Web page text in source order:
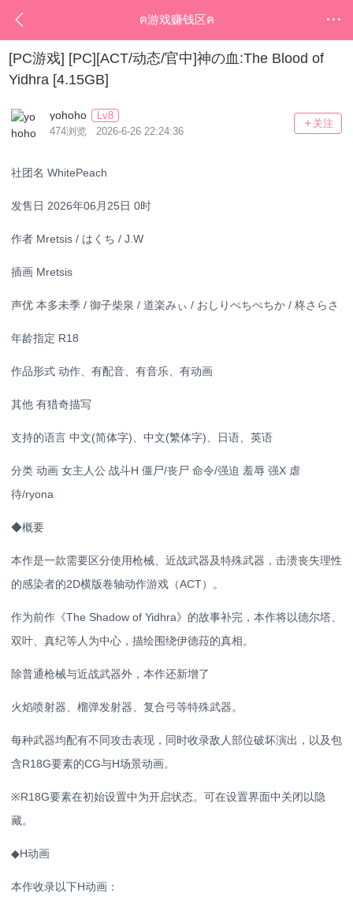
ฅ游戏赚钱区ฅ
[PC游戏] [PC][ACT/动态/官中]神の血:The Blood of
Yidhra [4.15GB]
yohoho
Lv8
474浏览 2026-6-26 22:24:36
关注
社团名 WhitePeach
发售日 2026年06月25日 0时
作者 Mretsis / はくち / J.W
插画 Mretsis
声优 本多未季 / 御子柴泉 / 道楽みぃ / おしりぺちぺちか / 柊さらさ
年龄指定 R18
作品形式 动作、有配音、有音乐、有动画
其他 有猎奇描写
支持的语言 中文(简体字)、中文(繁体字)、日语、英语
分类 动画 女主人公 战斗H 僵尸/丧尸 命令/强迫 羞辱 强X 虐
待/ryona
◆概要
本作是一款需要区分使用枪械、近战武器及特殊武器，击溃丧失理性
的感染者的2D横版卷轴动作游戏（ACT）。
作为前作《The Shadow of Yidhra》的故事补完，本作将以德尔塔、
双叶、真纪等人为中心，描绘围绕伊德菈的真相。
除普通枪械与近战武器外，本作还新增了
火焰喷射器、榴弹发射器、复合弓等特殊武器。
每种武器均配有不同攻击表现，同时收录敌人部位破坏演出，以及包
含R18G要素的CG与H场景动画。
※R18G要素在初始设置中为开启状态。可在设置界面中关闭以隐
藏。
◆H动画
本作收录以下H动画：